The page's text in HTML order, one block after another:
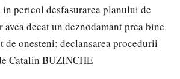
in pericol desfasurarea planului de
decat un deznodamant prea bine
de onesteni: declansarea procedurii
Catalin BUZINCHE